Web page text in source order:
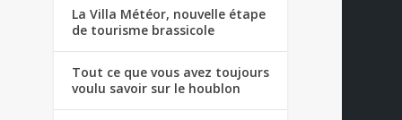
La Villa Météor, nouvelle étape
de tourisme brassicole
Tout ce que vous avez toujours
voulu savoir sur le houblon